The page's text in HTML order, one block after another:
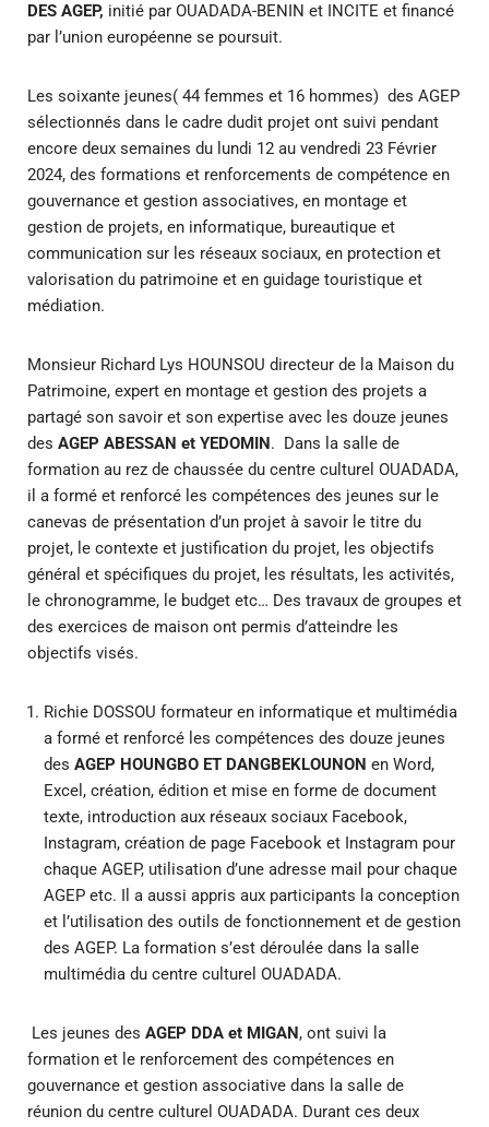
DES AGEP, initié par OUADADA-BENIN et INCITE et financé
par l’union européenne se poursuit.
Les soixante jeunes( 44 femmes et 16 hommes) des AGEP
sélectionnés dans le cadre dudit projet ont suivi pendant
encore deux semaines du lundi 12 au vendredi 23 Février
2024, des formations et renforcements de compétence en
gouvernance et gestion associatives, en montage et
gestion de projets, en informatique, bureautique et
communication sur les réseaux sociaux, en protection et
valorisation du patrimoine et en guidage touristique et
médiation.
Monsieur Richard Lys HOUNSOU directeur de la Maison du
Patrimoine, expert en montage et gestion des projets a
partagé son savoir et son expertise avec les douze jeunes
des AGEP ABESSAN et YEDOMIN . Dans la salle de
formation au rez de chaussée du centre culturel OUADADA,
il a formé et renforcé les compétences des jeunes sur le
canevas de présentation d’un projet à savoir le titre du
projet, le contexte et justification du projet, les objectifs
général et spécifiques du projet, les résultats, les activités,
le chronogramme, le budget etc… Des travaux de groupes et
des exercices de maison ont permis d’atteindre les
objectifs visés.
Richie DOSSOU formateur en informatique et multimédia
a formé et renforcé les compétences des douze jeunes
des AGEP HOUNGBO ET DANGBEKLOUNON en Word,
Excel, création, édition et mise en forme de document
texte, introduction aux réseaux sociaux Facebook,
Instagram, création de page Facebook et Instagram pour
chaque AGEP, utilisation d’une adresse mail pour chaque
AGEP etc. Il a aussi appris aux participants la conception
et l’utilisation des outils de fonctionnement et de gestion
des AGEP. La formation s’est déroulée dans la salle
multimédia du centre culturel OUADADA.
Les jeunes des AGEP DDA et MIGAN , ont suivi la
formation et le renforcement des compétences en
gouvernance et gestion associative dans la salle de
réunion du centre culturel OUADADA. Durant ces deux